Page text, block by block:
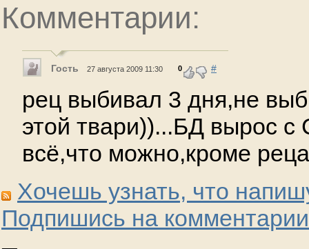
Комментарии:
Гость 27 августа 2009 11:30 0 #
рец выбивал 3 дня,не
этой твари))...БД вырос
всё,что можно,кроме реца
Хочешь узнать, что
Подпишись на